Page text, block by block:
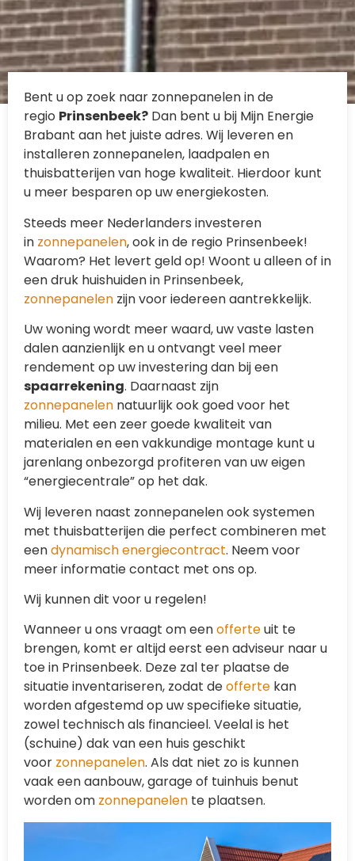
Bent u op zoek naar zonnepanelen in de
regio Prinsenbeek? Dan bent u bij Mijn Energie
Brabant aan het juiste adres. Wij leveren en
installeren zonnepanelen, laadpalen en
thuisbatterijen van hoge kwaliteit. Hierdoor kunt
u meer besparen op uw energiekosten.
Steeds meer Nederlanders investeren
in zonnepanelen, ook in de regio Prinsenbeek!
Waarom? Het levert geld op! Woont u alleen of in
een druk huishuiden in Prinsenbeek,
zonnepanelen zijn voor iedereen aantrekkelijk.
Uw woning wordt meer waard, uw vaste lasten
dalen aanzienlijk en u ontvangt veel meer
rendement op uw investering dan bij een
spaarrekening. Daarnaast zijn
zonnepanelen natuurlijk ook goed voor het
milieu. Met een zeer goede kwaliteit van
materialen en een vakkundige montage kunt u
jarenlang onbezorgd profiteren van uw eigen
“energiecentrale” op het dak.
Wij leveren naast zonnepanelen ook systemen
met thuisbatterijen die perfect combineren met
eendynamisch energiecontract. Neem voor
meer informatie contact met ons op.
Wij kunnen dit voor u regelen!
Wanneer u ons vraagt om eenofferteuit te
brengen, komt er altijd eerst een adviseur naar u
toe in Prinsenbeek. Deze zal ter plaatse de
situatie inventariseren, zodat deofferte kan
worden afgestemd op uw specifieke situatie,
zowel technisch als financieel. Veelal is het
(schuine) dak van een huis geschikt
voor zonnepanelen. Als dat niet zo is kunnen
vaak een aanbouw, garage of tuinhuis benut
worden om zonnepanelen te plaatsen.